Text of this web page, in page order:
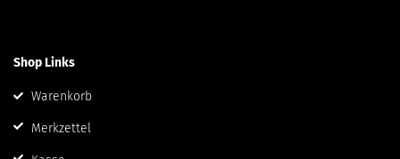
Shop Links
Warenkorb
Merkzettel